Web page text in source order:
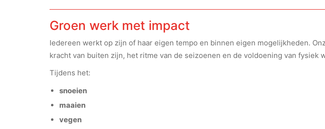
Groen werk met impact
Iedereen werkt op zijn of haar eigen tempo en binnen eigen mogelijkheden.
kracht van buiten zijn, het ritme van de seizoenen en de voldoening van fysiek
Tijdens het:
snoeien
maaien
vegen